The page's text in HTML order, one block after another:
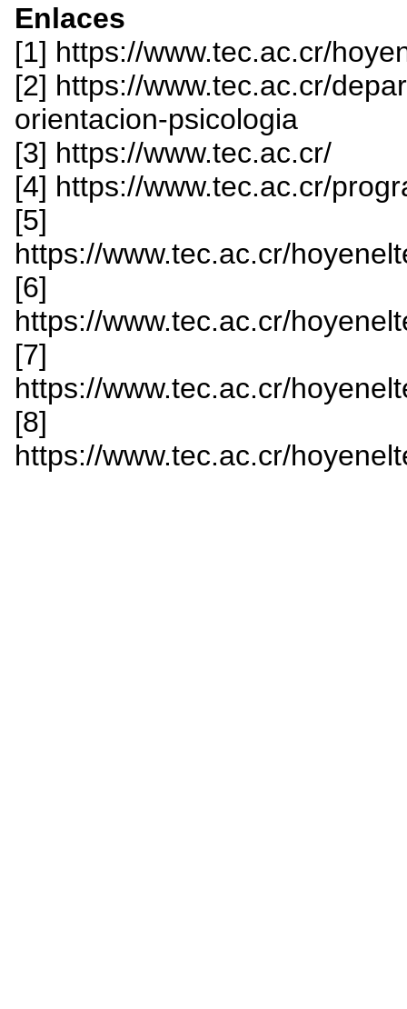
Enlaces
[1] https://www.tec.ac.cr/
[2] https://www.tec.ac.cr/
orientacion-psicologia
[3] https://www.tec.ac.cr/
[4] https://www.tec.ac.cr/
[5]
https://www.tec.ac.cr/
[6]
https://www.tec.ac.cr/
[7]
https://www.tec.ac.cr/
[8]
https://www.tec.ac.cr/